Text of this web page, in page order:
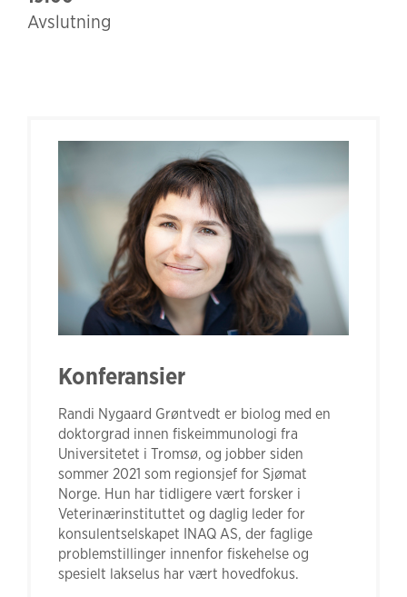
Avslutning
Konferansier
Randi Nygaard Grøntvedt er biolog med en
doktorgrad innen fiskeimmunologi fra
Universitetet i Tromsø, og jobber siden
sommer 2021 som regionsjef for Sjømat
Norge. Hun har tidligere vært forsker i
Veterinærinstituttet og daglig leder for
konsulentselskapet INAQ AS, der faglige
problemstillinger innenfor fiskehelse og
spesielt lakselus har vært hovedfokus.